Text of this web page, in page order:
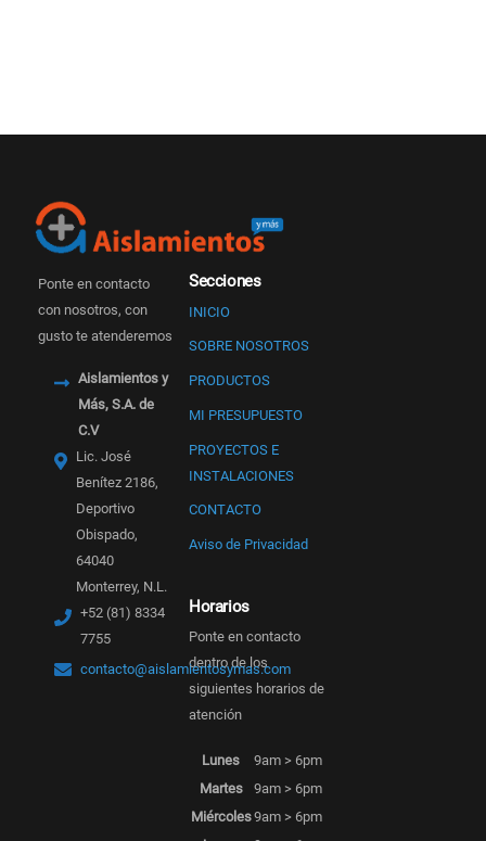
Ponte en contacto
con nosotros, con
gusto te atenderemos
Aislamientos y
Más, S.A. de
C.V
Lic. José
Benítez 2186,
Deportivo
Obispado,
64040
Monterrey, N.L.
+52 (81) 8334
7755
contacto@aislamientosymas.com
Secciones
INICIO
SOBRE NOSOTROS
PRODUCTOS
MI PRESUPUESTO
PROYECTOS E
INSTALACIONES
CONTACTO
Aviso de Privacidad
Horarios
Ponte en contacto
dentro de los
siguientes horarios de
atención
Lunes
9am > 6pm
Martes
9am > 6pm
Miércoles9am > 6pm